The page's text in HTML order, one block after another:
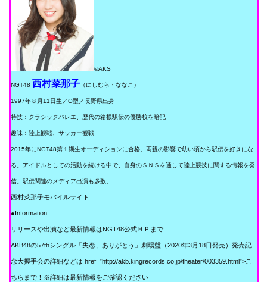
©️AKS
NGT48 西村菜那子 （にしむら・ななこ）
1997年８月11日生／O型／長野県出身
特技：クラシックバレエ、歴代の箱根駅伝の優勝校を暗記
趣味：陸上観戦、サッカー観戦
2015年にNGT48第１期生オーディションに合格。両親の影響で幼い頃から駅伝を好きにな
る。アイドルとしての活動を続ける中で、自身のＳＮＳを通して陸上競技に関する情報を発
信。駅伝関連のメディア出演も多数。
西村菜那子モバイルサイト
●Information
リリースや出演など最新情報はNGT48公式ＨＰ まで
AKB48の57thシングル「失恋、ありがとう」劇場盤（2020年3月18日発売）発売記
念大握手会の詳細などは href=”http://akb.kingrecords.co.jp/theater/003359.html”>こ
ちらまで！※詳細は最新情報をご確認ください